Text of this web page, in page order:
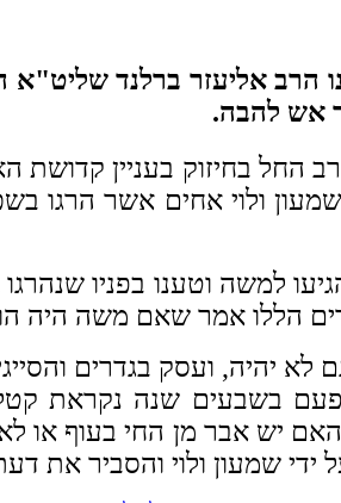
הרב אליעזר ברלנד שליט"א
אש להבה.
החל בחיזוק בעניין
ולוי אחים אשר הרגו
למשה וטענו בפניו
הללו אמר שאם משה היה
יהיה, ועסק בגדרים
בשבעים שנה נקראת
יש אבר מן החי בעוף או
שמעון ולוי והסביר את